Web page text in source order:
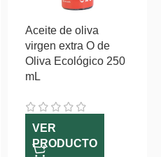
Aceite de oliva
virgen extra O de
Oliva Ecológico 250
mL
VER
PRODUCTO